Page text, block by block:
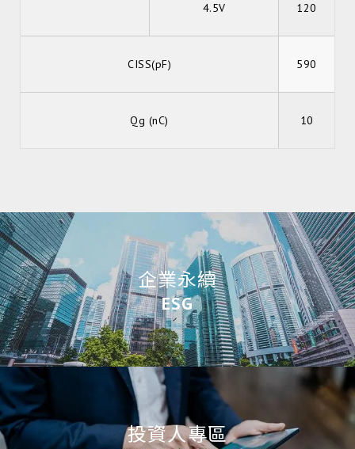
4.5V 120
CISS(pF) 590
Qg (nC) 10
企業永續
ESG
投資人專區